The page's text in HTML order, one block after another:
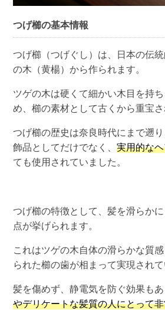
つげ櫛の基本情報
つげ櫛（つげぐし）は、日本の伝
の木（黄楊）から作られます。
ツゲの木は硬くて細かい木目を持
め、櫛の素材として古くから重宝さ
つげ櫛の歴史は奈良時代にまで遡
飾品としてだけでなく、実用的な
ても使用されていました。
つげ櫛の特徴として、髪を滑らか
点が挙げられます。
これはツゲの木自体の滑らかな質
られた櫛の歯が相まって実現されて
髪を傷めず、静電気を防ぐ効果も
やデリケートな髪質の人にとって